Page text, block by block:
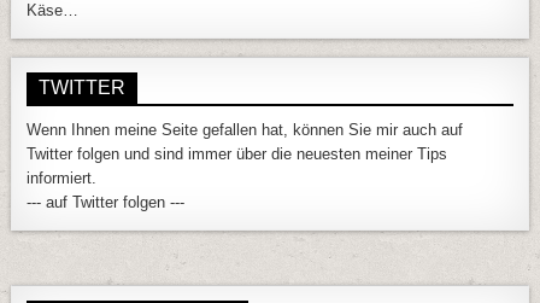
Käse…
TWITTER
Wenn Ihnen meine Seite gefallen hat, können Sie mir auch auf
Twitter folgen und sind immer über die neuesten meiner Tips
informiert.
--- auf Twitter folgen ---